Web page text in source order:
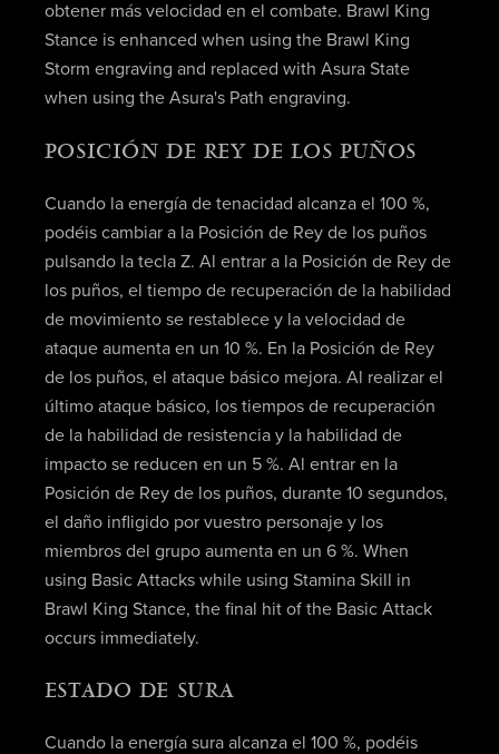
obtener más velocidad en el combate. Brawl King
Stance is enhanced when using the Brawl King
Storm engraving and replaced with Asura State
when using the Asura's Path engraving.
POSICIÓN DE REY DE LOS PUÑOS
Cuando la energía de tenacidad alcanza el 100 %,
podéis cambiar a la Posición de Rey de los puños
pulsando la tecla Z. Al entrar a la Posición de Rey de
los puños, el tiempo de recuperación de la habilidad
de movimiento se restablece y la velocidad de
ataque aumenta en un 10 %. En la Posición de Rey
de los puños, el ataque básico mejora. Al realizar el
último ataque básico, los tiempos de recuperación
de la habilidad de resistencia y la habilidad de
impacto se reducen en un 5 %. Al entrar en la
Posición de Rey de los puños, durante 10 segundos,
el daño infligido por vuestro personaje y los
miembros del grupo aumenta en un 6 %. When
using Basic Attacks while using Stamina Skill in
Brawl King Stance, the final hit of the Basic Attack
occurs immediately.
ESTADO DE SURA
Cuando la energía sura alcanza el 100 %, podéis